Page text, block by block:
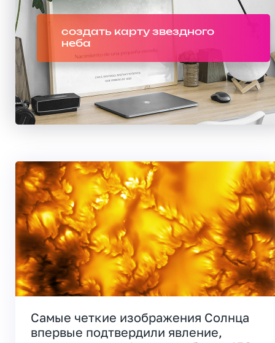
создать карту звездного
неба
Самые четкие изображения Солнца
впервые подтвердили явление,